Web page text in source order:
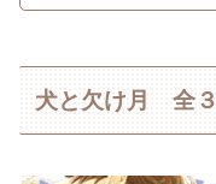
犬と欠け月 全